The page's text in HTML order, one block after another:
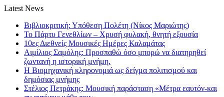
Latest News
Βιβλιοκριτική: Υπόθεση Πολέτη (Νίκος Μαριώτης)
Το Πάρτυ Γενεθλίων – Χρυσή φυλακή, θνητή εξουσία
10ες Διεθνείς Μουσικές Ημέρες Καλαμάτας
Αιμίλιος Σαμόλης: Προσπαθώ όσο μπορώ να διατηρηθεί
ζωντανή η ιστορική μνήμη.
Η Βιομηχανική κληρονομιά ως δείγμα πολιτισμού και
δημόσιας μνήμης
Στέλιος Πετράκης: Μουσική παράσταση «Μέτρα εαυτόν-και